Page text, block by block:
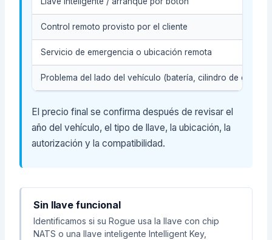
Control remoto provisto por el cliente
Servicio de emergencia o ubicación remota
Problema del lado del vehículo (batería, cilindro de
El precio final se confirma después de revisar el
año del vehículo, el tipo de llave, la ubicación, la
autorización y la compatibilidad.
Sin llave funcional
Identificamos si su Rogue usa la llave con chip
NATS o una llave inteligente Intelligent Key,